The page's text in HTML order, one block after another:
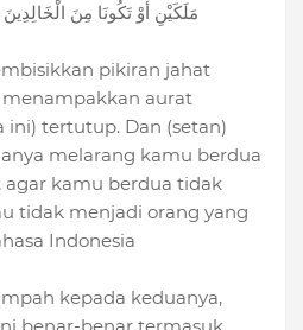
مَلَكَيْنِ أَوْ تَكُونَا مِنَ
pikiran jahat
aurat
ini) tertutup. Dan (setan)
melarang kamu berdua
kamu berdua tidak
tidak menjadi orang yang
Indonesia
kepada keduanya,